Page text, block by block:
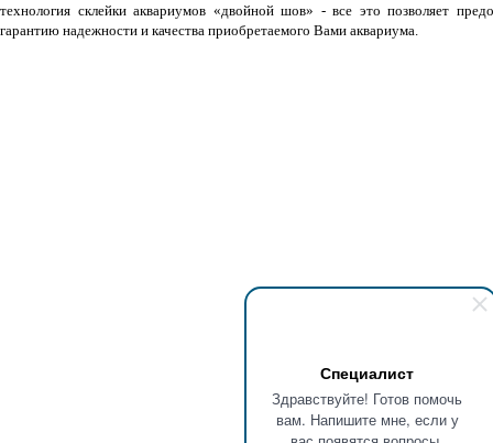
Специалист
Здравствуйте! Готов помочь
вам. Напишите мне, если у
технология склейки аквариумов «двойной шов» - все это позволяет
гарантию надежности и качества приобретаемого Вами аквариума.